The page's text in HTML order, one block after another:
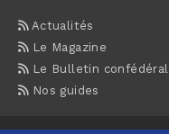
Actualités
Le Magazine
Le Bulletin confédéral
Nos guides